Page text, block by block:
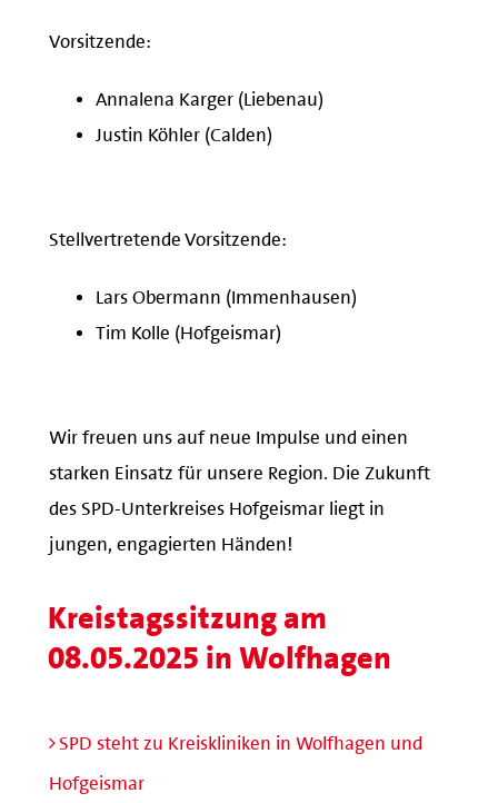
Vorsitzende:
Annalena Karger (Liebenau)
Justin Köhler (Calden)
Stellvertretende Vorsitzende:
Lars Obermann (Immenhausen)
Tim Kolle (Hofgeismar)
Wir freuen uns auf neue Impulse und einen
starken Einsatz für unsere Region. Die Zukunft
des SPD-Unterkreises Hofgeismar liegt in
jungen, engagierten Händen!
Kreistagssitzung am
08.05.2025 in Wolfhagen
SPD steht zu Kreiskliniken in Wolfhagen und
Hofgeismar